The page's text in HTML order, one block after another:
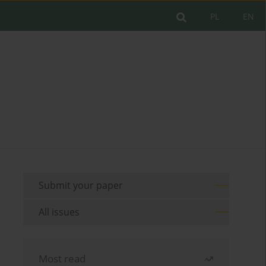
EN
PL
Submit your paper
All issues
Most read